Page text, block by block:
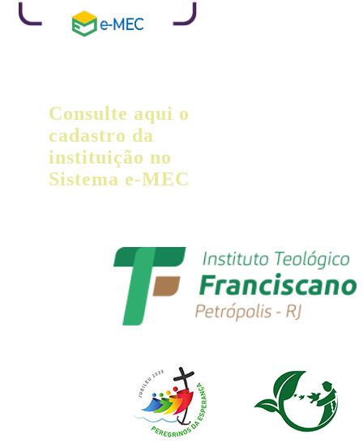
Consulte aqui o
cadastro da
instituição no
Sistema e-MEC